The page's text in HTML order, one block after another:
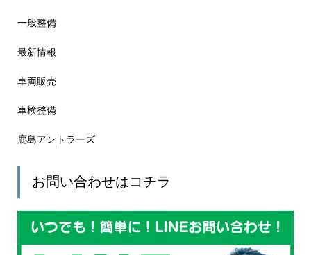
一般整備
最新情報
車両販売
車検整備
鹿島アントラーズ
お問い合わせはコチラ